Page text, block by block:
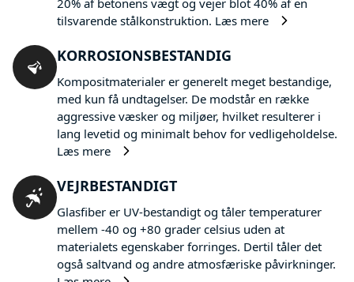
tilsvarende stålkonstruktion. Læs mere
KORROSIONSBESTANDIG
Kompositmaterialer er generelt meget bestandige,
med kun få undtagelser. De modstår en række
aggressive væsker og miljøer, hvilket resulterer i
lang levetid og minimalt behov for vedligeholdelse.
Læs mere
VEJRBESTANDIGT
Glasfiber er UV-bestandigt og tåler temperaturer
mellem -40 og +80 grader celsius uden at
materialets egenskaber forringes. Dertil tåler det
også saltvand og andre atmosfæriske påvirkninger.